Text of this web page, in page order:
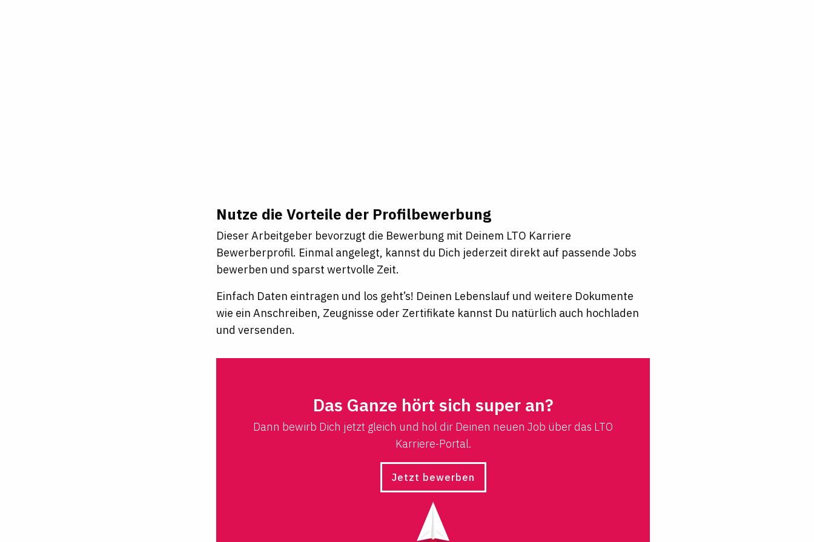
Nutze die Vorteile der Profilbewerbung
Dieser Arbeitgeber bevorzugt die Bewerbung mit Deinem LTO Karriere
Bewerberprofil. Einmal angelegt, kannst du Dich jederzeit direkt auf passende Jobs
bewerben und sparst wertvolle Zeit.
Einfach Daten eintragen und los geht’s! Deinen Lebenslauf und weitere Dokumente
wie ein Anschreiben, Zeugnisse oder Zertifikate kannst Du natürlich auch hochladen
und versenden.
Das Ganze hört sich super an?
Dann bewirb Dich jetzt gleich und hol dir Deinen neuen Job über das LTO
Karriere-Portal.
Jetzt bewerben